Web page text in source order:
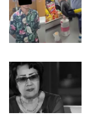
ФОТОРЕПОРТАЖ